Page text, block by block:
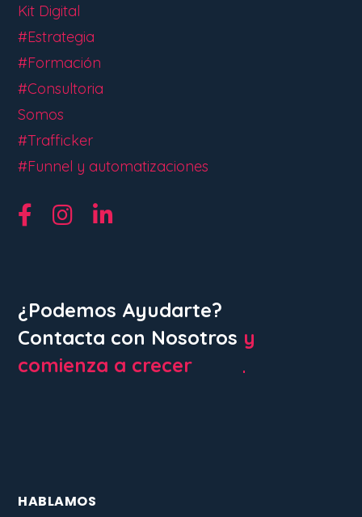
Kit Digital
#Estrategia
#Formación
#Consultoria
Somos
#Trafficker
#Funnel y automatizaciones
¿Podemos Ayudarte?
Contacta con Nosotros y
comienza a crecer
HABLAMOS